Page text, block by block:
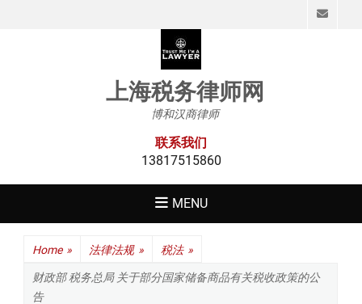
上海税务律师网
博和汉商律师
联系我们
13817515860
MENU
Home » 法律法规 » 税法 »
财政部 税务总局 关于部分国家储备商品有关税收政策的公
告